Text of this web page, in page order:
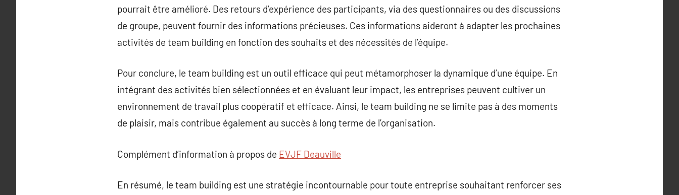
pourrait être amélioré. Des retours d’expérience des participants, via des questionnaires ou des discussions
de groupe, peuvent fournir des informations précieuses. Ces informations aideront à adapter les prochaines
activités de team building en fonction des souhaits et des nécessités de l’équipe.
Pour conclure, le team building est un outil efficace qui peut métamorphoser la dynamique d’une équipe. En
intégrant des activités bien sélectionnées et en évaluant leur impact, les entreprises peuvent cultiver un
environnement de travail plus coopératif et efficace. Ainsi, le team building ne se limite pas à des moments
de plaisir, mais contribue également au succès à long terme de l’organisation.
Complément d’information à propos de EVJF Deauville
En résumé, le team building est une stratégie incontournable pour toute entreprise souhaitant renforcer ses